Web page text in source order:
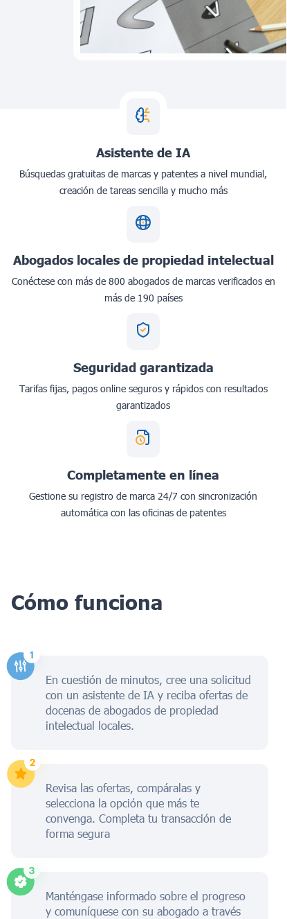
Asistente de IA
Búsquedas gratuitas de marcas y patentes a nivel mundial,
creación de tareas sencilla y mucho más
Abogados locales de propiedad intelectual
Conéctese con más de 800 abogados de marcas verificados en
más de 190 países
Seguridad garantizada
Tarifas fijas, pagos online seguros y rápidos con resultados
garantizados
Completamente en línea
Gestione su registro de marca 24/7 con sincronización
automática con las oficinas de patentes
Cómo funciona
En cuestión de minutos, cree una solicitud
con un asistente de IA y reciba ofertas de
docenas de abogados de propiedad
intelectual locales.
Revisa las ofertas, compáralas y
selecciona la opción que más te
convenga. Completa tu transacción de
forma segura
Manténgase informado sobre el progreso
y comuníquese con su abogado a través